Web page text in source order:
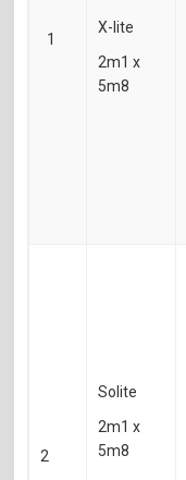
1
X-lite
2m1 x
5m8
2
Solite
2m1 x
5m8